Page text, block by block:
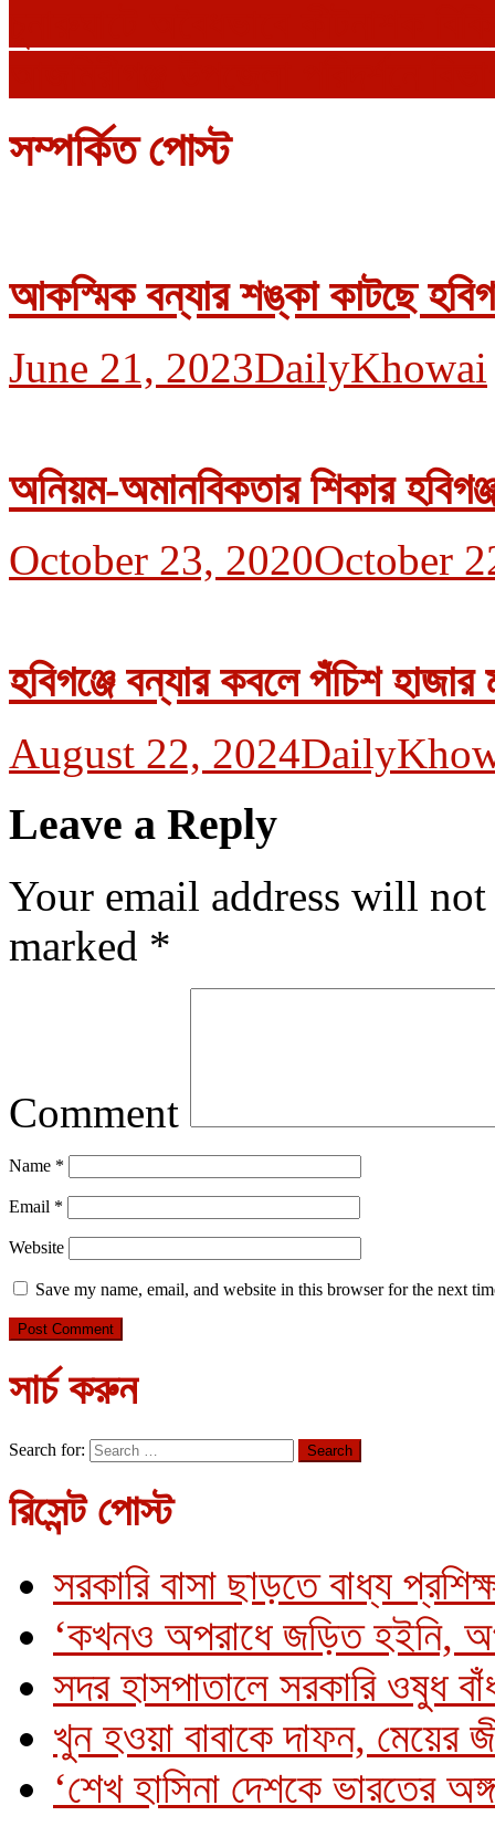
সম্পর্কিত পোস্ট
আকস্মিক বন্যার শঙ্কা কাটছে
June 21, 2023DailyKhowai
অনিয়ম-অমানবিকতার শিকার
October 23, 2020October
হবিগঞ্জে বন্যার কবলে পঁচিশ হাজার
August 22, 2024
Leave a Reply
Your email address will
marked *
Comment
Name *
Email *
Website
Save my name, email, and website in this browser for the next
সার্চ করুন
Search for:
রিসেন্ট পোস্ট
সরকারি বাসা ছাড়তে বাধ্য
‘কখনও অপরাধে জড়িত হইনি,
সদর হাসপাতালে সরকারি ওষুধ
খুন হওয়া বাবাকে দাফন, মেয়ের
‘শেখ হাসিনা দেশকে ভারতের